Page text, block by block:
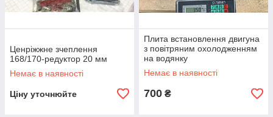
Ценріжжне зчеплення
168/170-редуктор 20 мм
Немає в наявності
Ціну уточнюйте
Плита встановлення двигуна
з повітряним охолодженням
на водянку
Немає в наявності
700 ₴